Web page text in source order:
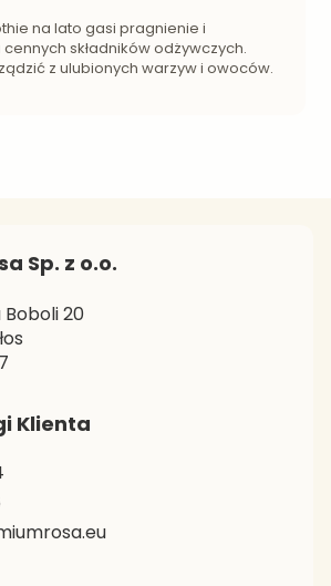
na lato gasi pragnienie i
składników odżywczych.
z ulubionych warzyw i owoców.
Sp. z o.o.
Boboli 20
Klienta